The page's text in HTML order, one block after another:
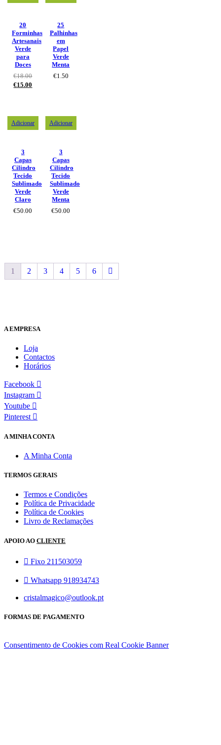
20
Forminhas
Artesanais
Verde
para
Doces
€18.00
€15.00
25
Palhinhas
em
Papel
Verde
Menta
€1.50
Adicionar
3
Capas
Cilindro
Tecido
Sublimado
Verde
Claro
€50.00
Adicionar
3
Capas
Cilindro
Tecido
Sublimado
Verde
Menta
€50.00
1 2 3 4 5 6
A EMPRESA
Loja
Contactos
Horários
Facebook
Instagram
Youtube
Pinterest
A MINHA CONTA
A Minha Conta
TERMOS GERAIS
Termos e Condições
Política de Privacidade
Política de Cookies
Livro de Reclamações
APOIO AO CLIENTE
Fixo 211503059
Whatsapp 918934743
cristalmagico@outlook.pt
FORMAS DE PAGAMENTO
Consentimento de Cookies com Real Cookie Banner